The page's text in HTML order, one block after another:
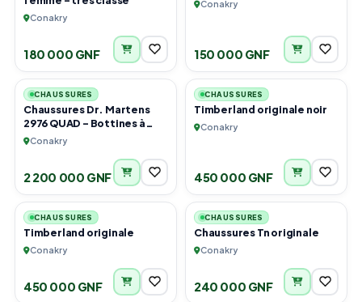
Conakry
180 000 GNF
Conakry
150 000 GNF
6
CHAUSSURES
Chaussures Dr. Martens
2976 QUAD - Bottines à
plateau - black/natural
Conakry
2 200 000 GNF
1
CHAUSSURES
Timberland originale noir
Conakry
450 000 GNF
1
CHAUSSURES
Timberland originale
Conakry
450 000 GNF
1
CHAUSSURES
Chaussures Tn originale
Conakry
240 000 GNF
5 3